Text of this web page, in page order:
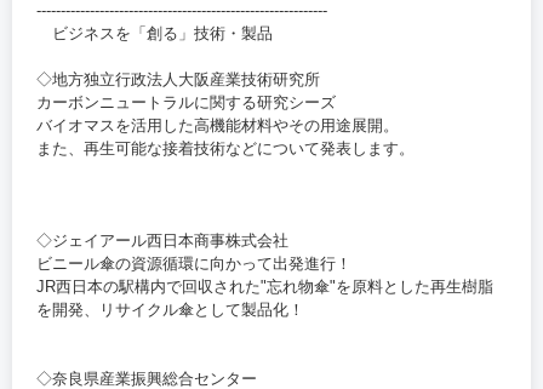
------------------------------------------------------------
ビジネスを「創る」技術・製品
◇地方独立行政法人大阪産業技術研究所
カーボンニュートラルに関する研究シーズ
バイオマスを活用した高機能材料やその用途展開。
また、再生可能な接着技術などについて発表します。
◇ジェイアール西日本商事株式会社
ビニール傘の資源循環に向かって出発進行！
JR西日本の駅構内で回収された"忘れ物傘"を原料とした再生樹脂
を開発、リサイクル傘として製品化！
◇奈良県産業振興総合センター